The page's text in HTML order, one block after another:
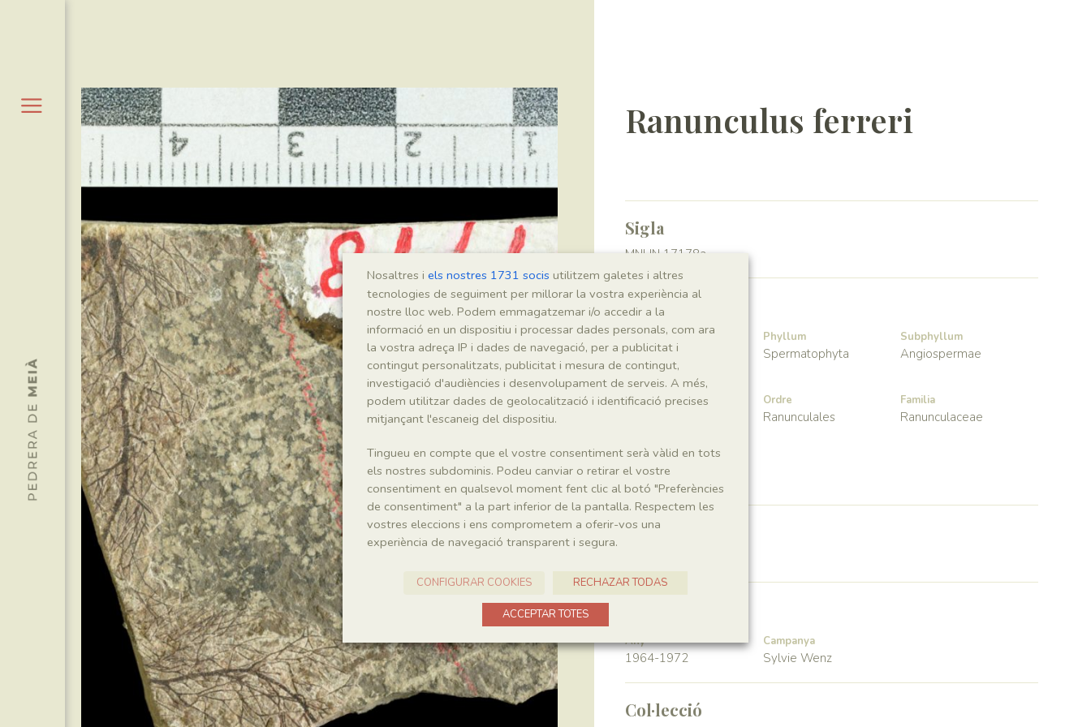
Ranunculus ferreri
Sigla
MNHN 17178a
Taxonomia
Regne
Plantae
Phyllum
Spermatophyta
Subphyllum
Angiospermae
Classe Ordre
Ranunculales
Familia
Ranunculaceae
Génere
Ranunculus
Localitat
Any
1964-1972
Campanya
Sylvie Wenz
Col·lecció
Nosaltres i els nostres 1731 socis utilitzem galetes i altres
tecnologies de seguiment per millorar la vostra experiència al
nostre lloc web. Podem emmagatzemar i/o accedir a la
informació en un dispositiu i processar dades personals, com ara
la vostra adreça IP i dades de navegació, per a publicitat i
contingut personalitzats, publicitat i mesura de contingut,
investigació d'audiències i desenvolupament de serveis. A més,
podem utilitzar dades de geolocalització i identificació precises
mitjançant l'escaneig del dispositiu.
Tingueu en compte que el vostre consentiment serà vàlid en tots
els nostres subdominis. Podeu canviar o retirar el vostre
consentiment en qualsevol moment fent clic al botó "Preferències
de consentiment" a la part inferior de la pantalla. Respectem les
vostres eleccions i ens comprometem a oferir-vos una
experiència de navegació transparent i segura.
CONFIGURAR COOKIES RECHAZAR TODAS
ACCEPTAR TOTES